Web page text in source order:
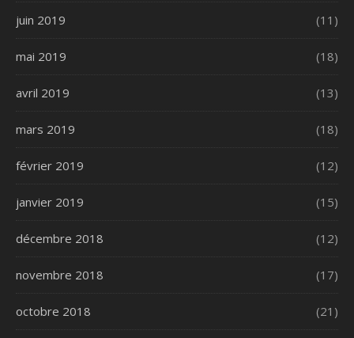
juin 2019 (11)
mai 2019 (18)
avril 2019 (13)
mars 2019 (18)
février 2019 (12)
janvier 2019 (15)
décembre 2018 (12)
novembre 2018 (17)
octobre 2018 (21)